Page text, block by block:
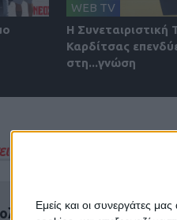
Εμείς και οι συνεργάτες
WEB TV
Η Συνεταιριστική
Καρδίτσας
στη...γνώση
Σήμερα
την